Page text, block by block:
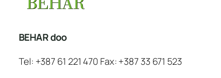
BEHAR doo
Tel: +387 61 221 470 Fax: +387 33 671 523